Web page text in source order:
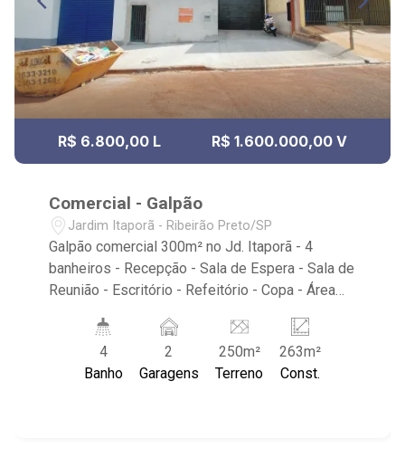
R$ 6.800,00 L R$ 1.600.000,00 V
Comercial - Galpão
Jardim Itaporã - Ribeirão Preto/SP
Galpão comercial 300m² no Jd. Itaporã - 4
banheiros - Recepção - Sala de Espera - Sala de
Reunião - Escritório - Refeitório - Copa - Área
instalado - Iluminação - Portão Basculante -
Entrada para caminhões - Pé Direito Alto de
6,00m² - 2 vagas - Próximo aos supermercados
4
Banho
2
Garagens
250m²
Terreno
263m²
Const.